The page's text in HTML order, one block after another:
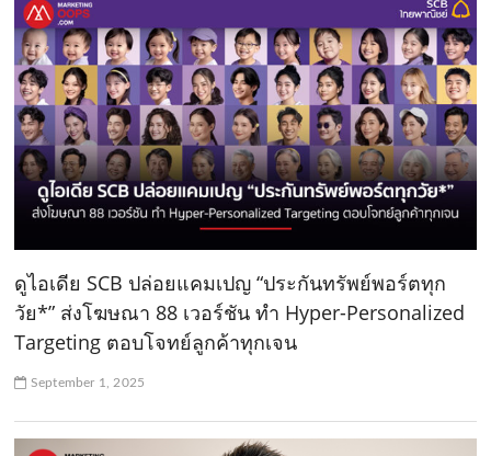
ดูไอเดีย SCB ปล่อยแคมเปญ “ประกันทรัพย์พอร์ตทุก
วัย*” ส่งโฆษณา 88 เวอร์ชัน ทำ Hyper-Personalized
Targeting ตอบโจทย์ลูกค้าทุกเจน
September 1, 2025